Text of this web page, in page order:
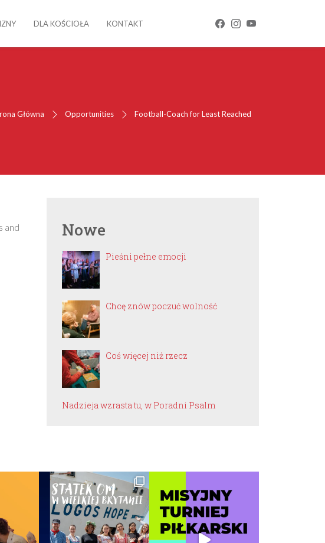
DLA KOŚCIOŁA KONTAKT
Główna Opportunities Football-Coach for Least Reached
and
Nowe
Pieśni pełne emocji
Chcę znów poczuć wolność
Coś więcej niż rzecz
Nadzieja wzrasta tu, w Poradni Psalm